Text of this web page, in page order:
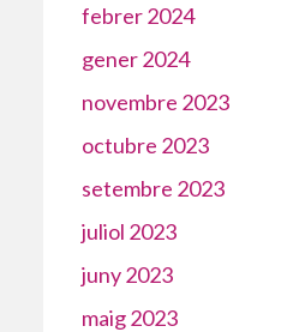
febrer 2024
gener 2024
novembre 2023
octubre 2023
setembre 2023
juliol 2023
juny 2023
maig 2023